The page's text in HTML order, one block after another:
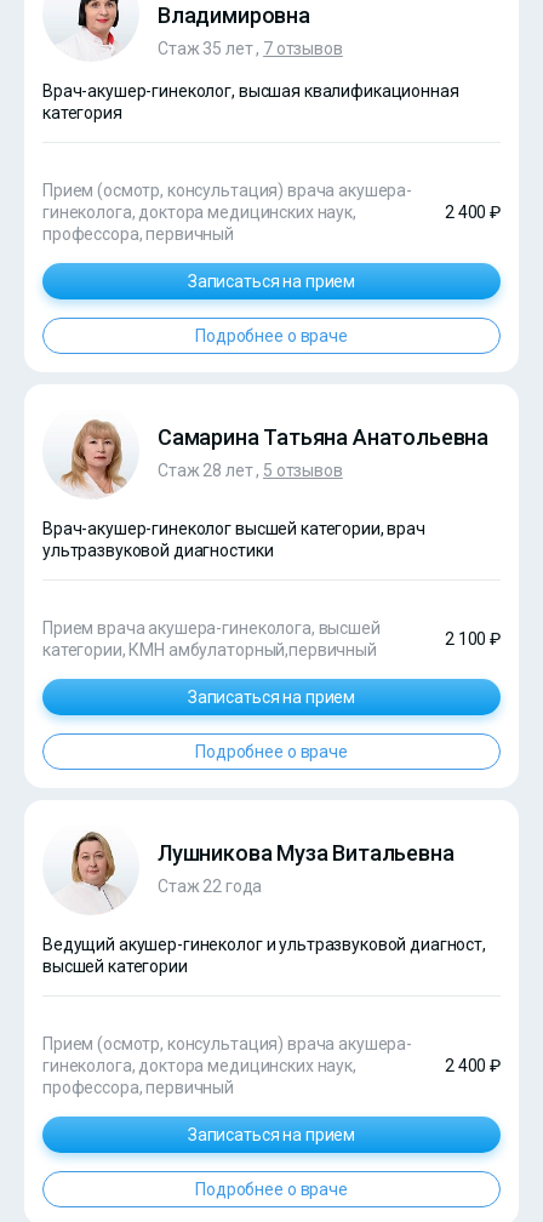
Владимировна
Стаж 35 лет , 7 отзывов
Врач-акушер-гинеколог, высшая квалификационная
категория
Прием (осмотр, консультация) врача акушера-
гинеколога, доктора медицинских наук,
профессора, первичный
2 400 ₽
Записаться на прием
Подробнее о враче
Самарина Татьяна Анатольевна
Стаж 28 лет , 5 отзывов
Врач-акушер-гинеколог высшей категории, врач
ультразвуковой диагностики
Прием врача акушера-гинеколога, высшей
категории, КМН амбулаторный,первичный
2 100 ₽
Записаться на прием
Подробнее о враче
Лушникова Муза Витальевна
Стаж 22 года
Ведущий акушер-гинеколог и ультразвуковой диагност,
высшей категории
Прием (осмотр, консультация) врача акушера-
гинеколога, доктора медицинских наук,
профессора, первичный
2 400 ₽
Записаться на прием
Подробнее о враче